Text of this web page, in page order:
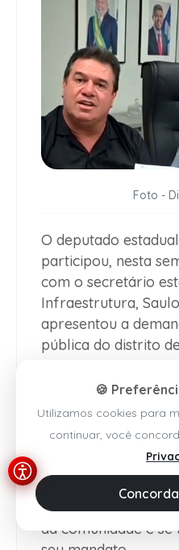
Foto -
O deputado
participou, nesta
com o secretário
Infraestrutura,
apresentou a
pública do distrito
destacou a
melhorar a
qualidade de vida
região. Segundo
intervenção é uma
da comunidade e
🍪
Utilizamos cookies para
continuar, você